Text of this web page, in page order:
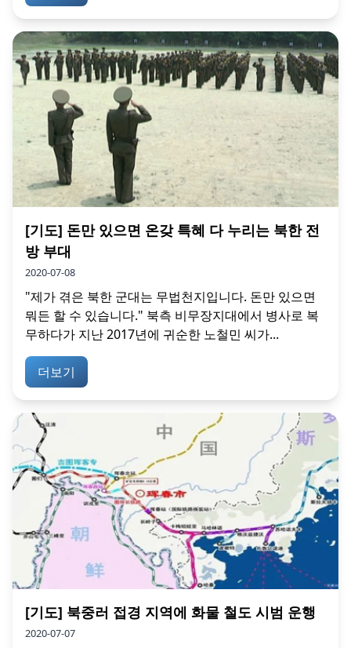
[기도] 돈만 있으면 온갖 특혜 다 누리는 북한 전
방 부대
2020-07-08
"제가 겪은 북한 군대는 무법천지입니다. 돈만 있으면
뭐든 할 수 있습니다." 북측 비무장지대에서 병사로 복
무하다가 지난 2017년에 귀순한 노철민 씨가...
더보기
[기도] 북중러 접경 지역에 화물 철도 시범 운행
2020-07-07